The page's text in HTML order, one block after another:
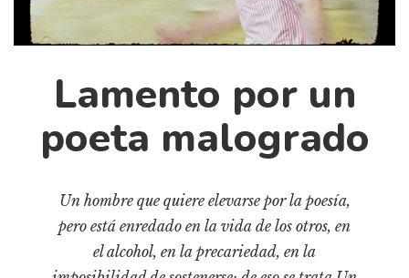
Ciudad
Cómics
Cultura
Diccionario portátil de la literatura chilena
Fragmentos
Gran reserva
Lamento por un
poeta malogrado
Un hombre que quiere elevarse por la poesía,
pero está enredado en la vida de los otros, en
el alcohol, en la precariedad, en la